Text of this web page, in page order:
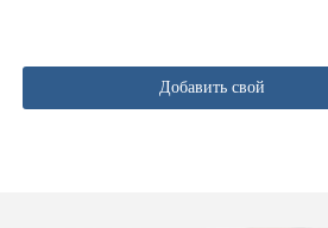
Добавить свой